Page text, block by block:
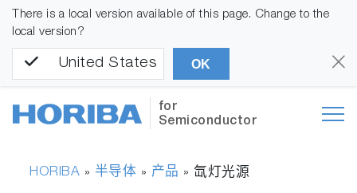
There is a local version available of this page. Change to the
local version?
United States OK
for
Semiconductor
HORIBA » 半导体 » 产品 »氙灯光源